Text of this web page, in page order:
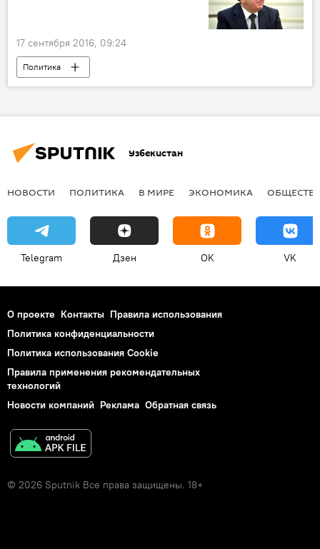
17 сентября 2016, 09:24
Политика
Узбекистан
НОВОСТИ ПОЛИТИКА В МИРЕ ЭКОНОМИКА
Telegram Дзен OK VK
О проекте Контакты Правила использования
Политика конфиденциальности
Политика использования Cookie
Правила применения рекомендательных
технологий
Новости компаний Реклама Обратная связь
© 2026 Sputnik Все права защищены. 18+